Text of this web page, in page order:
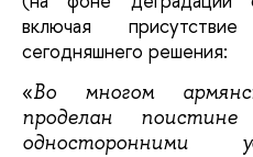
включая
сегодняшнего решения:
«Во многом
проделан
односторонними